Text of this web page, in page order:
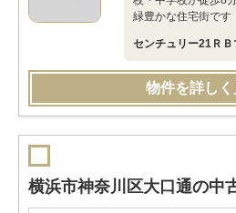
緑豊かな住宅街です
センチュリー21ＲＢ
物件を詳しく
横浜市神奈川区大口通の中